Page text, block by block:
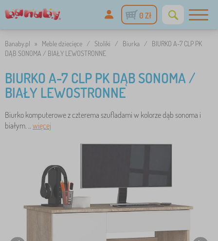
0 Zł
Banaby.pl » Meble dziecięce / Stoliki / Biurka /
BIURKO A-7 CLP PK
DĄB SONOMA / BIAŁY LEWOSTRONNE
BIURKO A-7 CLP PK DĄB SONOMA /
BIAŁY LEWOSTRONNE
Biurko komputerowe z czterema szufladami w kolorze dąb sonoma i
białym. .. więcej